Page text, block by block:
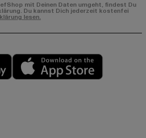
mit Deinen Daten umgeht, findest Du
Du kannst Dich jederzeit kostenfei
lesen.
Play market